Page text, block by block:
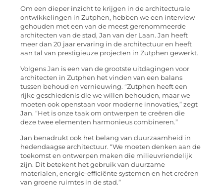
Om een dieper inzicht te krijgen in de architecturale
ontwikkelingen in Zutphen, hebben we een interview
gehouden met een van de meest gerenommeerde
architecten van de stad, Jan van der Laan. Jan heeft
meer dan 20 jaar ervaring in de architectuur en heeft
aan tal van prestigieuze projecten in Zutphen gewerkt.
Volgens Jan is een van de grootste uitdagingen voor
architecten in Zutphen het vinden van een balans
tussen behoud en vernieuwing. “Zutphen heeft een
rijke geschiedenis die we willen behouden, maar we
moeten ook openstaan voor moderne innovaties,” zegt
Jan. “Het is onze taak om ontwerpen te creëren die
deze twee elementen harmonieus combineren.”
Jan benadrukt ook het belang van duurzaamheid in
hedendaagse architectuur. “We moeten denken aan de
toekomst en ontwerpen maken die milieuvriendelijk
zijn. Dit betekent het gebruik van duurzame
materialen, energie-efficiënte systemen en het creëren
van groene ruimtes in de stad.”